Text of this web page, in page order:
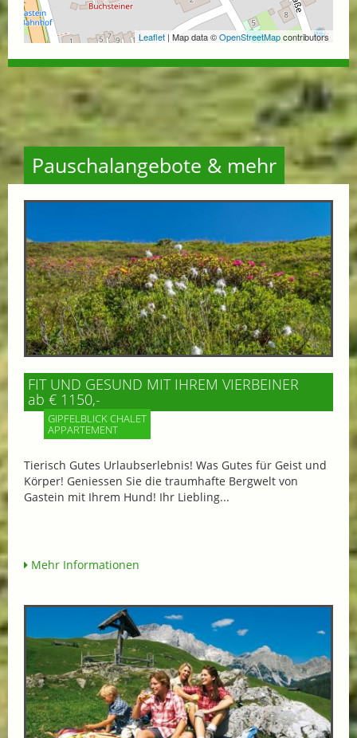
Leaflet | Map data ©OpenStreetMapcontributors
Pauschalangebote & mehr
FIT UND GESUND MIT IHREM VIERBEINER
ab € 1150,-
GIPFELBLICK CHALET
APPARTEMENT
Tierisch Gutes Urlaubserlebnis! Was Gutes für Geist und
Körper! Geniessen Sie die traumhafte Bergwelt von
Gastein mit Ihrem Hund! Ihr Liebling...
Mehr Informationen